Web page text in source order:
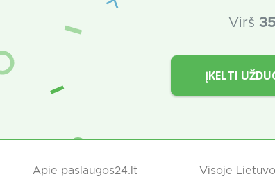
Virš
ĮKELTI
Apie paslaugos24.lt Visoje